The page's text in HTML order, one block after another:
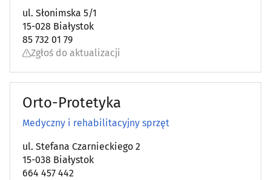
Rehabilitacja, fizjoterapia
Reumatologia (11)
Stomatologia(182)
Szpitale(8)
ul. Słonimska 5/1
15-028 Białystok
85 732 01 79
Zgłoś do aktualizacji
Orto-Protetyka
Medyczny i rehabilitacyjny sprzęt
ul. Stefana Czarnieckiego 2
15-038 Białystok
664 457 442